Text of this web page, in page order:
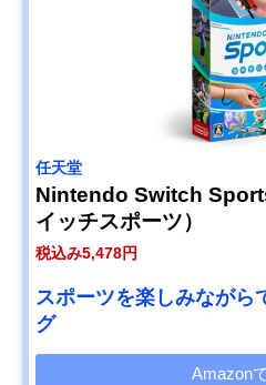
任天堂
Nintendo Switch
イッチスポーツ）
税込み5,478円
スポーツを楽しみながら
グ
Amazon